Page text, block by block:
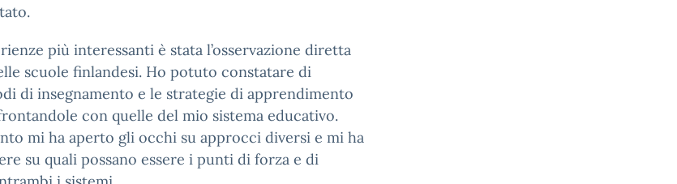
più interessanti è stata l’osservazione diretta
scuole finlandesi. Ho potuto constatare di
di insegnamento e le strategie di apprendimento
con quelle del mio sistema educativo.
mi ha aperto gli occhi su approcci diversi e mi ha
su quali possano essere i punti di forza e di